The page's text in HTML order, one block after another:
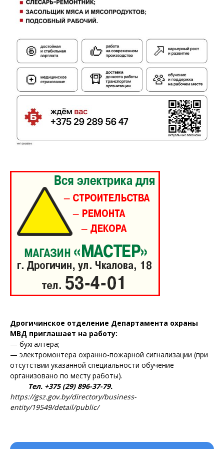
Дрогичинское отделение Департамента охраны
МВД приглашает на работу:
— бухгалтера;
— электромонтера охранно-пожарной сигнализации (при
отсутствии указанной специальности обучение
организовано по месту работы).
Тел. +375 (29) 896-37-79.
https://gsz.gov.by/directory/business-
entity/19549/detail/public/